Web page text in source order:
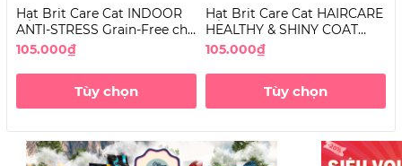
Hạt Brit Care Cat INDOOR
ANTI-STRESS Grain-Free cho
Mèo
105.000₫
Tùy chọn
Hạt Brit Care Cat HAIRCARE
HEALTHY & SHINY COAT
Grain-Free dưỡng lông cho
105.000₫
Tùy chọn